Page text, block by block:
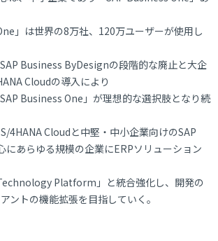
」は世界の8万社、120万ユーザーが使用し
Business ByDesignの段階的な廃止と大企
Cloudの導入により
Business One」が理想的な選択肢となり続
4HANA Cloudと中堅・中小企業向けのSAP
にあらゆる規模の企業にERPソリューション
Platform」と統合強化し、開発の
ントの機能拡張を目指していく。